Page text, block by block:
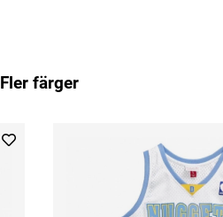
Fler färger